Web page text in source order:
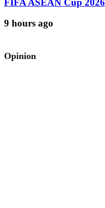
FIFA ASEAN Cup 2026
9 hours ago
Opinion